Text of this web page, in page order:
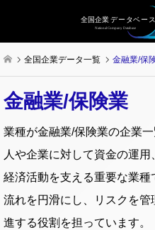
全国企業データ一覧 金融業/保
金融業/保険業
業種が金融業/保険業の企業
人や企業に対して資金の運用
経済活動を支える重要な業
流れを円滑にし、リスクを
進する役割を担っています。